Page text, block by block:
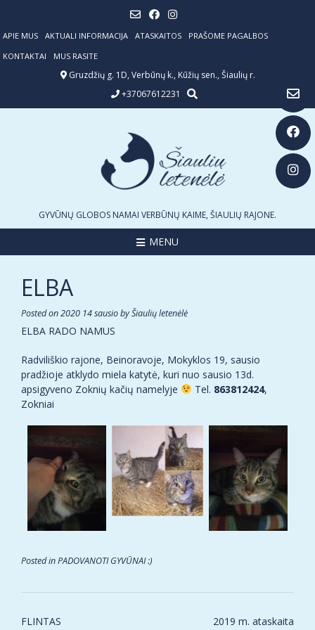
content
APIE MUS AKTUALI INFORMACIJA ATASKAITOS
PRAŠOME PAGALBOS
KONTAKTAI
MUS RASITE
Gruzdžių g. 1D, Verbūnų k., Kūžių sen., Šiaulių r.
+37067612231
GYVŪNŲ GLOBOS NAMAI VERBŪNŲ KAIME, ŠIAULIŲ RAJONE.
MENU
ELBA
Posted on2020 14 sausiobyŠiaulių letenėlė
ELBA RADO NAMUS
Radviliškio rajone, Beinoravoje, Mokyklos 19, sausio
pradžioje atklydo miela katytė, kuri nuo sausio 13d.
apsigyveno Zoknių kačių namelyje
Tel. 863812424,
Zokniai
Posted inPADOVANOTI GYVŪNAI :)
Post
FLINTAS 2019 m. ataskaita